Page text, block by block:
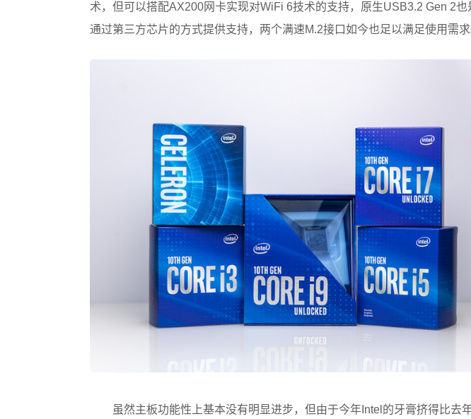
术，但可以搭配AX200网卡实现对WiFi 6技术的支持，原生USB3.2 Gen 2
通过第三方芯片的方式提供支持，两个满速M.2接口如今也足以满足使用需求
虽然主板功能性上基本没有明显进步，但由于今年Intel的牙膏挤得比去